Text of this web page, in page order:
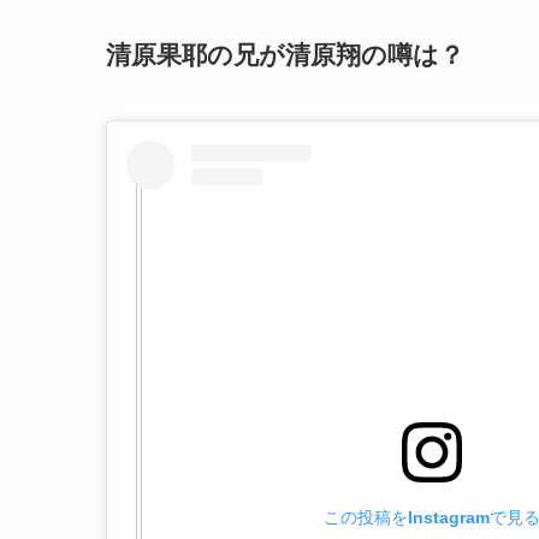
清原果耶の兄が清原翔の噂は？
この投稿をInstagramで見る